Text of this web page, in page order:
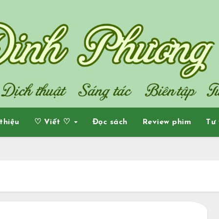
♡ Viết ♡ Đọc sách Review phim Tư